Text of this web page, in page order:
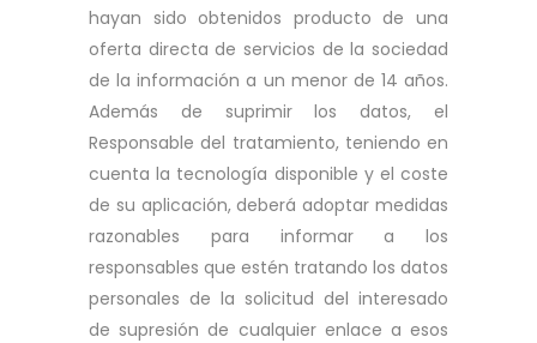
hayan sido obtenidos producto de una
oferta directa de servicios de la sociedad
de la información a un menor de 14 años.
Además de suprimir los datos, el
Responsable del tratamiento, teniendo en
cuenta la tecnología disponible y el coste
de su aplicación, deberá adoptar medidas
razonables para informar a los
responsables que estén tratando los datos
personales de la solicitud del interesado
de supresión de cualquier enlace a esos